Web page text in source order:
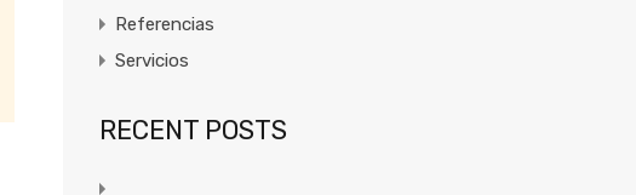
Referencias
Servicios
RECENT POSTS